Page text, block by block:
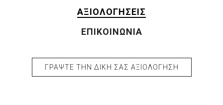
ΑΞΙΟΛΟΓΉΣΕΙΣ
ΕΠΙΚΟΙΝΩΝΊΑ
ΓΡΆΨΤΕ ΤΗΝ ΔΙΚΉ ΣΑΣ ΑΞΙΟΛΌΓΗΣΗ